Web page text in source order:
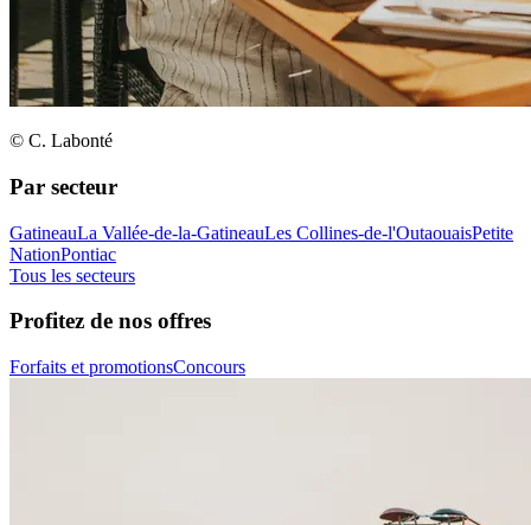
© C. Labonté
Par secteur
GatineauLa Vallée-de-la-GatineauLes Collines-de-l'OutaouaisPetite
NationPontiac
Tous les secteurs
Profitez de nos offres
Forfaits et promotionsConcours